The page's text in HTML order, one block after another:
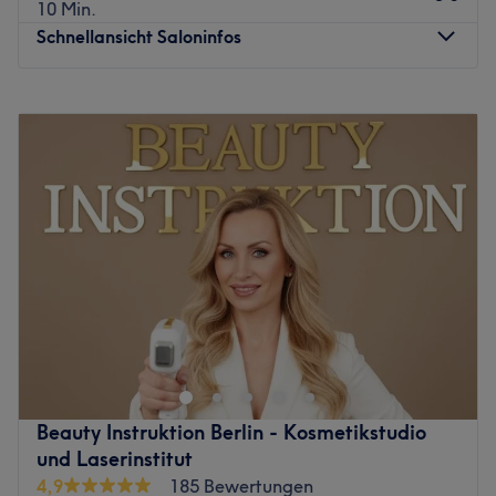
sind die KosmetikerInnen auf dem Gebiet
Was uns an dem Salon gefällt:
Atmosphäre: Freundlich, gemütlich, modern
Expertise: Wimpernbehandlungen
Produkte und Produktmarken: Hochwertige Produkte
Extras: Kostenlose Getränke, kostenpflichtige Parkplätze,
kostenloses W-LAN, kinderfreundlich, Haustiere erlaubt,
Zurück zur Salonansicht
10 Min.
Schnellansicht Saloninfos
10:00–
10:00
Donnerstag
Freitag
– 20:00
Samstag
11:00– 16:00
ovelyn.beauty ist ein achtsames Waxing-Studio in Berlin
Charlottenburg für alle Menschen unabhängig davon,
wie sie sich identifizieren, wie alt sie sind, woher sie
kommen oder wie ihr Körper aussieht. Ein Ort an dem du
einfach du sein kannst. In ruhiger, warmer Atmosphäre
erwarten dich professionelle Haarentfernung,
Intimwaxing sowie individuelle After-Care-Beratung, ein
Beauty Instruktion Berlin - Kosmetikstudio
und Laserinstitut
4,9
185 Bewertungen